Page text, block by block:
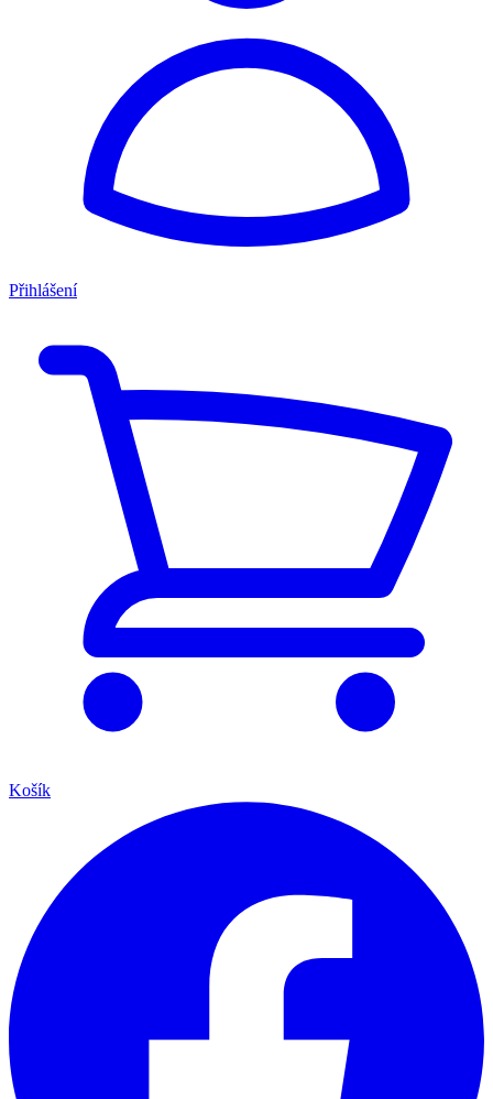
Přihlášení
Košík